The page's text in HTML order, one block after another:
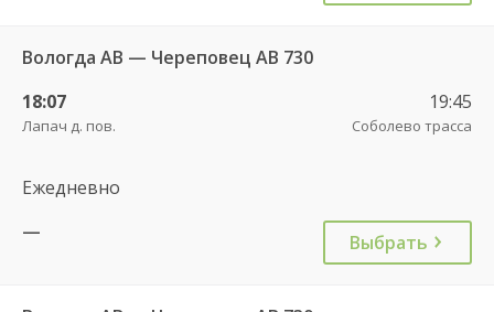
Вологда АВ — Череповец АВ 730
18:07
Лапач д. пов.
19:45
Соболево трасса
Ежедневно
—
Выбрать